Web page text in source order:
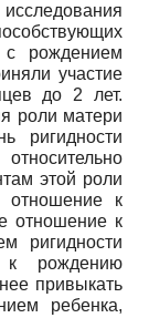
рождением
участие
до 2 лет.
роли матери
ригидности
этой роли
отношение к
отношение к
ригидности
к рождению
привыкать
ребенка,